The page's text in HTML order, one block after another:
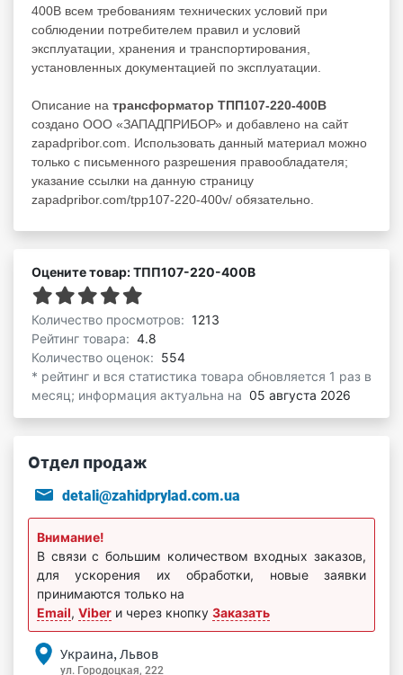
400В всем требованиям технических условий при
соблюдении потребителем правил и условий
эксплуатации, хранения и транспортирования,
установленных документацией по эксплуатации.
Описание на трансформатор ТПП107-220-400В
создано ООО «ЗАПАДПРИБОР» и добавлено на сайт
zapadpribor.com. Использовать данный материал можно
только с письменного разрешения правообладателя;
указание ссылки на данную страницу
zapadpribor.com/tpp107-220-400v/ обязательно.
Оцените товар: ТПП107-220-400В
Количество просмотров: 1213
Рейтинг товара: 4.8
Количество оценок: 554
* рейтинг и вся статистика товара обновляется 1 раз в
месяц; информация актуальна на 05 августа 2026
Отдел продаж
detali@zahidprylad.com.ua
Внимание!
В связи с большим количеством входных заказов,
для ускорения их обработки, новые заявки
принимаются только на
Email, Viber и через кнопку Заказать
Украина, Львов
ул. Городоцкая, 222